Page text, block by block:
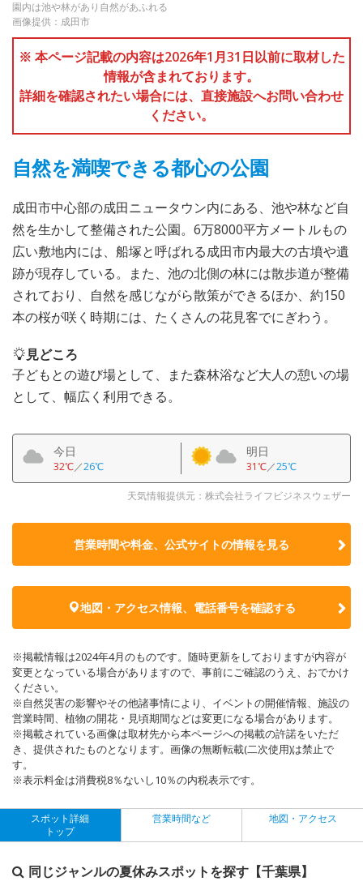
園内は池や林があり自然があふれる
画像提供：成田市
※ 本ページ記載の内容は2026年1月31日以前に取材した
情報が含まれております。
詳細を確認されたい場合には、直接施設へお問い合わせ
ください。
自然を満喫できる都心の公園
成田市中心部の成田ニュータウン内にある、池や林など自
然を生かして整備された公園。6万8000平方メートルもの
広い敷地内には、船塚と呼ばれる成田市内最大の古墳や遺
跡が現存している。また、池の北側の林には散歩道が整備
されており、自然を感じながら散策ができるほか、約150
本の桜が咲く時期には、たくさんの花見客でにぎわう。
見どころ
子どもとの遊び場として、また森林浴など大人の憩いの場
として、幅広く利用できる。
今日
32℃／26℃
明日
31℃／25℃
天気情報提供元：株式会社ライフビジネスウェザー
営業時間や料金、公式サイトの情報を見る
地図・アクセス情報、電話番号を確認する
※掲載情報は2024年4月のものです。随時更新をしておりますが内容が
変更となっている場合がありますので、事前にご確認のうえ、おでかけ
ください。
※自然災害の影響やその他諸事情により、イベントの開催情報、施設の
営業時間、植物の開花・見頃期間などは変更になる場合があります。
※掲載されている画像は取材先から本ページへの掲載の許諾をいただ
き、提供されたものとなります。画像の無断転載(二次使用)は禁止で
す。
※表示料金は消費税8％ないし10％の内税表示です。
スポット詳細
トップ
営業時間など 地図・アクセス
同じジャンルの夏休みスポットを探す【千葉県】